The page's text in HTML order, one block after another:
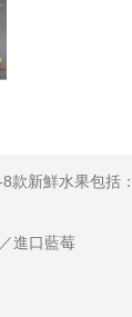
款新鮮水果包括：
進口藍莓